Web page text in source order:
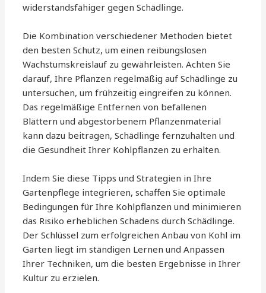
widerstandsfähiger gegen Schädlinge.
Die Kombination verschiedener Methoden bietet
den besten Schutz, um einen reibungslosen
Wachstumskreislauf zu gewährleisten. Achten Sie
darauf, Ihre Pflanzen regelmäßig auf Schädlinge zu
untersuchen, um frühzeitig eingreifen zu können.
Das regelmäßige Entfernen von befallenen
Blättern und abgestorbenem Pflanzenmaterial
kann dazu beitragen, Schädlinge fernzuhalten und
die Gesundheit Ihrer Kohlpflanzen zu erhalten.
Indem Sie diese Tipps und Strategien in Ihre
Gartenpflege integrieren, schaffen Sie optimale
Bedingungen für Ihre Kohlpflanzen und minimieren
das Risiko erheblichen Schadens durch Schädlinge.
Der Schlüssel zum erfolgreichen Anbau von Kohl im
Garten liegt im ständigen Lernen und Anpassen
Ihrer Techniken, um die besten Ergebnisse in Ihrer
Kultur zu erzielen.